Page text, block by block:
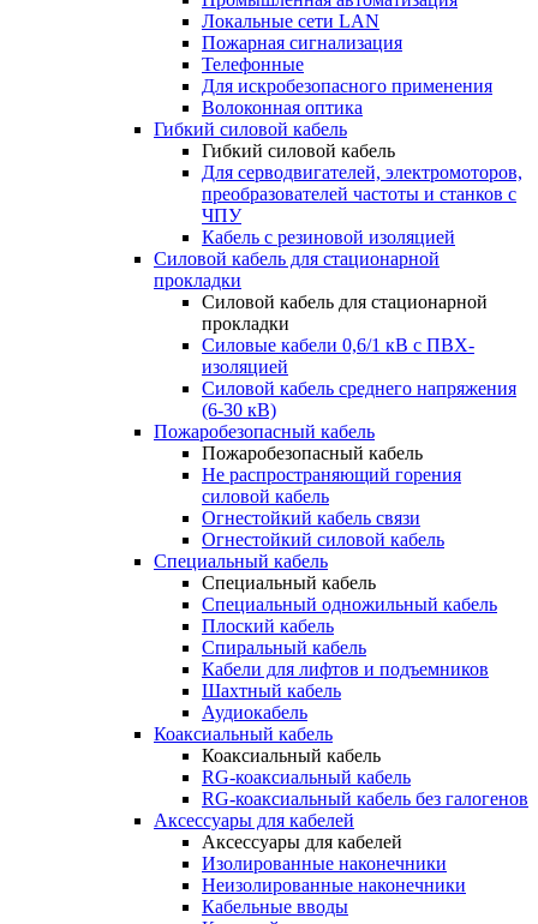
Локальные сети LAN
Пожарная сигнализация
Телефонные
Для искробезопасного применения
Волоконная оптика
Гибкий силовой кабель
Гибкий силовой кабель
Для серводвигателей, электромоторов,
преобразователей частоты и станков с
ЧПУ
Кабель с резиновой изоляцией
Силовой кабель для стационарной
прокладки
Силовой кабель для стационарной
прокладки
Силовые кабели 0,6/1 кВ с ПВХ-
изоляцией
Силовой кабель среднего напряжения
(6-30 кВ)
Пожаробезопасный кабель
Пожаробезопасный кабель
Не распространяющий горения
силовой кабель
Огнестойкий кабель связи
Огнестойкий силовой кабель
Специальный кабель
Специальный кабель
Специальный одножильный кабель
Плоский кабель
Спиральный кабель
Кабели для лифтов и подъемников
Шахтный кабель
Аудиокабель
Коаксиальный кабель
Коаксиальный кабель
RG-коаксиальный кабель
RG-коаксиальный кабель без галогенов
Аксессуары для кабелей
Аксессуары для кабелей
Изолированные наконечники
Неизолированные наконечники
Кабельные вводы